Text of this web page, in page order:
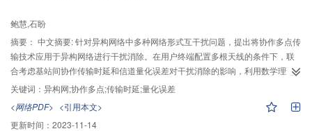
鲍慧,石盼
摘要： 中文摘要: 针对异构网络中多种网络形式互干扰问题，提出将协作多点传
输技术应用于异构网络进行干扰消除。在用户终端配置多根天线的条件下，联
合考虑基站间协作传输时延和信道量化误差对干扰消除的影响，利用数学理论
推导这两种非理想因素导致的系统吞吐量损失，得出吞吐量损失的理论上界。
仿真结果表明采用协作多点传输技术能够减小吞吐量损失，对实际系统具有指
导意义。
关键词： 异构网;协作多点;传输时延;量化误差
<网络PDF> <引用本文>
更新时间： 2023-11-14